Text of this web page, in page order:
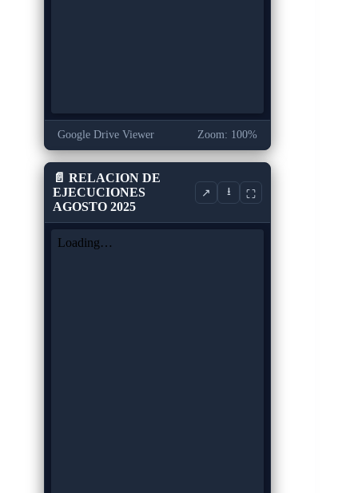
Google Drive Viewer Zoom: 100%
📄 RELACION DE
EJECUCIONES
AGOSTO 2025
↗ ⭳ ⛶